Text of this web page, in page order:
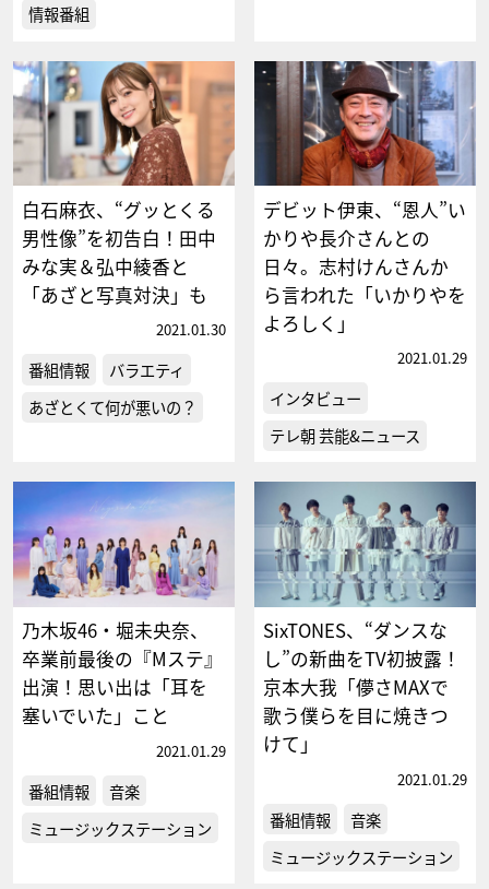
情報番組
白石麻衣、“グッとくる
男性像”を初告白！田中
みな実＆弘中綾香と
「あざと写真対決」も
2021.01.30
番組情報
バラエティ
あざとくて何が悪いの？
デビット伊東、“恩人”い
かりや長介さんとの
日々。志村けんさんか
ら言われた「いかりやを
よろしく」
2021.01.29
インタビュー
テレ朝 芸能&ニュース
乃木坂46・堀未央奈、
卒業前最後の『Mステ』
出演！思い出は「耳を
塞いでいた」こと
2021.01.29
番組情報
音楽
ミュージックステーション
SixTONES、“ダンスな
し”の新曲をTV初披露！
京本大我「儚さMAXで
歌う僕らを目に焼きつ
けて」
2021.01.29
番組情報
音楽
ミュージックステーション